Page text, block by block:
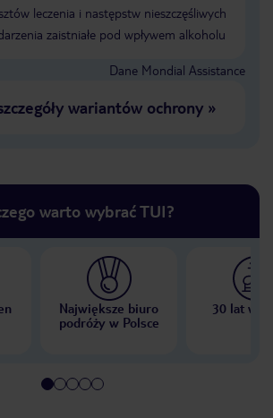
leczenia i następstw nieszczęśliwych
zaistniałe pod wpływem alkoholu
Dane Mondial Assistance
wariantów ochrony»
warto wybrać TUI?
Największe biuro
podróży w Polsce
30 lat w